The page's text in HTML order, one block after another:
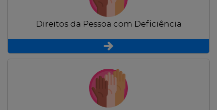
Direitos da Pessoa com Deficiência